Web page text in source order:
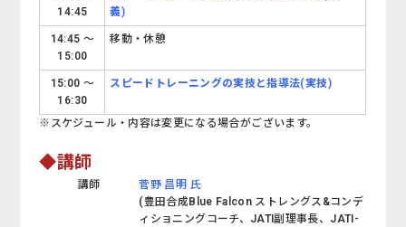
14:45
義)
14:45 ～
15:00
移動・休憩
15:00 ～
16:30
スピードトレーニングの実技と指導法(実技)
※スケジュール・内容は変更になる場合がございます。
◆講師
講師
菅野 昌明 氏
(豊田合成Blue Falcon ストレングス&コンデ
ィショニングコーチ、JATI副理事長、JATI-